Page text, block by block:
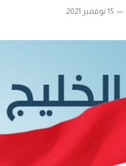
15 نوفمبر 2021